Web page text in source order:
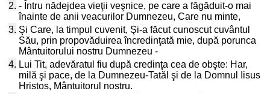
2. - Întru nădejdea vieţii veşnice, pe care a făgăduit-o mai
înainte de anii veacurilor Dumnezeu, Care nu minte,
3. Şi Care, la timpul cuvenit, Şi-a făcut cunoscut cuvântul
Său, prin propovăduirea încredinţată mie, după porunca
Mântuitorului nostru Dumnezeu -
4. Lui Tit, adevăratul fiu după credinţa cea de obşte: Har,
milă şi pace, de la Dumnezeu-Tatăl şi de la Domnul Iisus
Hristos, Mântuitorul nostru.